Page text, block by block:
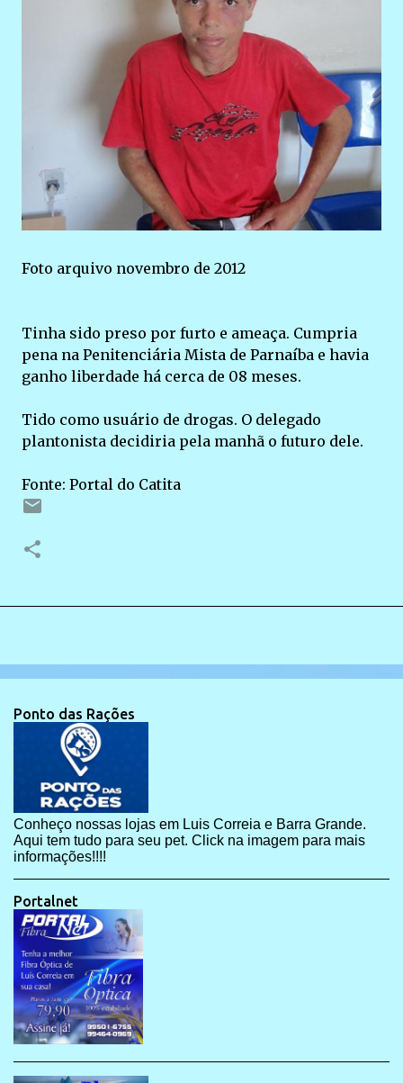
Foto arquivo novembro de 2012
Tinha sido preso por furto e ameaça. Cumpria
pena na Penitenciária Mista de Parnaíba e havia
ganho liberdade há cerca de 08 meses.
Tido como usuário de drogas. O delegado
plantonista decidiria pela manhã o futuro dele.
Fonte: Portal do Catita
Ponto das Rações
Conheço nossas lojas em Luis Correia e Barra Grande.
Aqui tem tudo para seu pet. Click na imagem para mais
informações!!!!
Portalnet